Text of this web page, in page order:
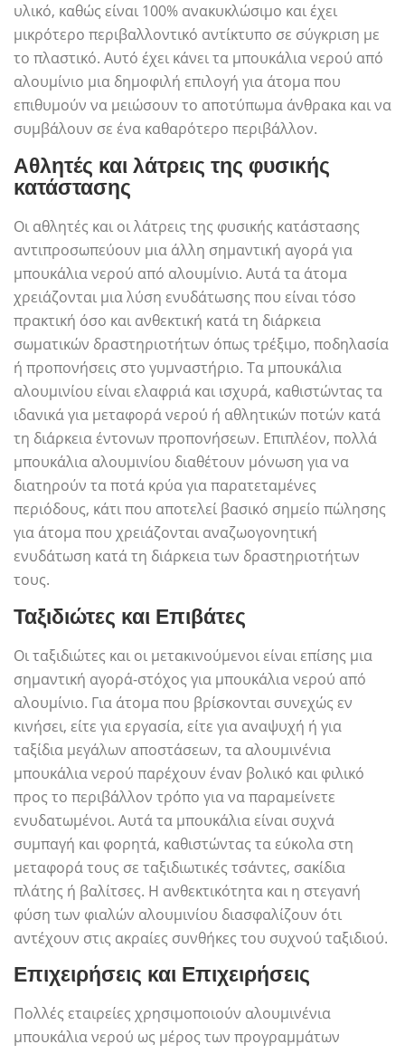
υλικό, καθώς είναι 100% ανακυκλώσιμο και έχει
μικρότερο περιβαλλοντικό αντίκτυπο σε σύγκριση με
το πλαστικό. Αυτό έχει κάνει τα μπουκάλια νερού από
αλουμίνιο μια δημοφιλή επιλογή για άτομα που
επιθυμούν να μειώσουν το αποτύπωμα άνθρακα και να
συμβάλουν σε ένα καθαρότερο περιβάλλον.
Αθλητές και λάτρεις της φυσικής
κατάστασης
Οι αθλητές και οι λάτρεις της φυσικής κατάστασης
αντιπροσωπεύουν μια άλλη σημαντική αγορά για
μπουκάλια νερού από αλουμίνιο. Αυτά τα άτομα
χρειάζονται μια λύση ενυδάτωσης που είναι τόσο
πρακτική όσο και ανθεκτική κατά τη διάρκεια
σωματικών δραστηριοτήτων όπως τρέξιμο, ποδηλασία
ή προπονήσεις στο γυμναστήριο. Τα μπουκάλια
αλουμινίου είναι ελαφριά και ισχυρά, καθιστώντας τα
ιδανικά για μεταφορά νερού ή αθλητικών ποτών κατά
τη διάρκεια έντονων προπονήσεων. Επιπλέον, πολλά
μπουκάλια αλουμινίου διαθέτουν μόνωση για να
διατηρούν τα ποτά κρύα για παρατεταμένες
περιόδους, κάτι που αποτελεί βασικό σημείο πώλησης
για άτομα που χρειάζονται αναζωογονητική
ενυδάτωση κατά τη διάρκεια των δραστηριοτήτων
τους.
Ταξιδιώτες και Επιβάτες
Οι ταξιδιώτες και οι μετακινούμενοι είναι επίσης μια
σημαντική αγορά-στόχος για μπουκάλια νερού από
αλουμίνιο. Για άτομα που βρίσκονται συνεχώς εν
κινήσει, είτε για εργασία, είτε για αναψυχή ή για
ταξίδια μεγάλων αποστάσεων, τα αλουμινένια
μπουκάλια νερού παρέχουν έναν βολικό και φιλικό
προς το περιβάλλον τρόπο για να παραμείνετε
ενυδατωμένοι. Αυτά τα μπουκάλια είναι συχνά
συμπαγή και φορητά, καθιστώντας τα εύκολα στη
μεταφορά τους σε ταξιδιωτικές τσάντες, σακίδια
πλάτης ή βαλίτσες. Η ανθεκτικότητα και η στεγανή
φύση των φιαλών αλουμινίου διασφαλίζουν ότι
αντέχουν στις ακραίες συνθήκες του συχνού ταξιδιού.
Επιχειρήσεις και Επιχειρήσεις
Πολλές εταιρείες χρησιμοποιούν αλουμινένια
μπουκάλια νερού ως μέρος των προγραμμάτων